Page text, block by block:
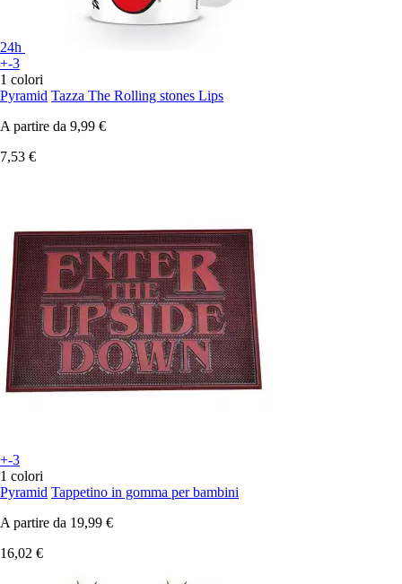
24h
+-3
1 colori
Pyramid Tazza The Rolling stones Lips
A partire da 9,99 €
7,53 €
+-3
1 colori
Pyramid Tappetino in gomma per bambini
A partire da 19,99 €
16,02 €